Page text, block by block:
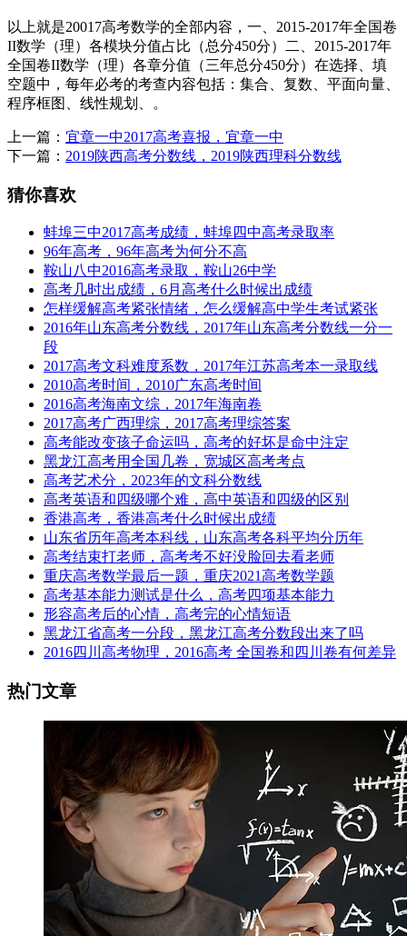
以上就是20017高考数学的全部内容，一、2015-2017年全国卷
II数学（理）各模块分值占比（总分450分）二、2015-2017年
全国卷II数学（理）各章分值（三年总分450分）在选择、填
空题中，每年必考的考查内容包括：集合、复数、平面向量、
程序框图、线性规划、。
上一篇： 宜章一中2017高考喜报，宜章一中
下一篇： 2019陕西高考分数线，2019陕西理科分数线
猜你喜欢
蚌埠三中2017高考成绩，蚌埠四中高考录取率
96年高考，96年高考为何分不高
鞍山八中2016高考录取，鞍山26中学
高考几时出成绩，6月高考什么时候出成绩
怎样缓解高考紧张情绪，怎么缓解高中学生考试紧张
2016年山东高考分数线，2017年山东高考分数线一分一
段
2017高考文科难度系数，2017年江苏高考本一录取线
2010高考时间，2010广东高考时间
2016高考海南文综，2017年海南卷
2017高考广西理综，2017高考理综答案
高考能改变孩子命运吗，高考的好坏是命中注定
黑龙江高考用全国几卷，宽城区高考考点
高考艺术分，2023年的文科分数线
高考英语和四级哪个难，高中英语和四级的区别
香港高考，香港高考什么时候出成绩
山东省历年高考本科线，山东高考各科平均分历年
高考结束打老师，高考考不好没脸回去看老师
重庆高考数学最后一题，重庆2021高考数学题
高考基本能力测试是什么，高考四项基本能力
形容高考后的心情，高考完的心情短语
黑龙江省高考一分段，黑龙江高考分数段出来了吗
2016四川高考物理，2016高考 全国卷和四川卷有何差异
热门文章